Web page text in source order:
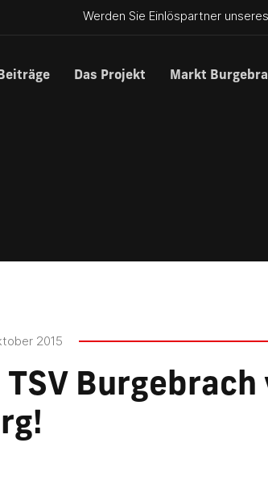
Werden Sie Einlöspartner
Beiträge Das Projekt Markt
2015
TSV